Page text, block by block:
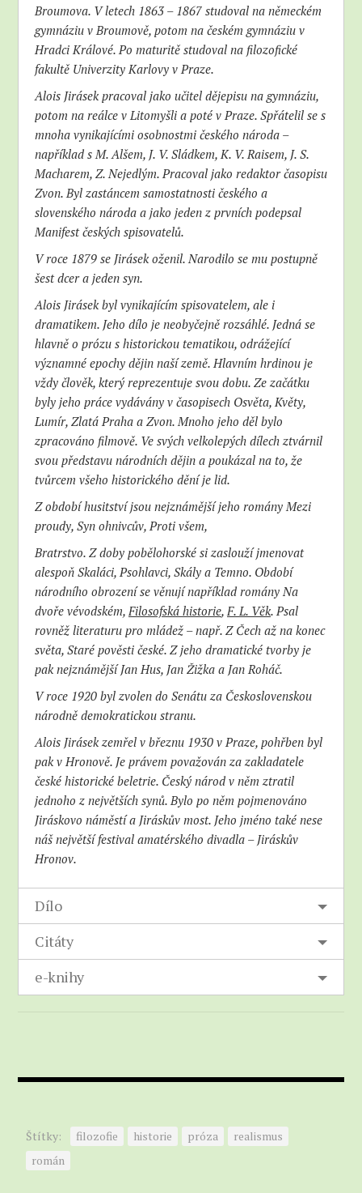
Broumova. V letech 1863 – 1867 studoval na německém
gymnáziu v Broumově, potom na českém gymnáziu v
Hradci Králové. Po maturitě studoval na filozofické
fakultě Univerzity Karlovy v Praze.
Alois Jirásek pracoval jako učitel dějepisu na gymnáziu,
potom na reálce v Litomyšli a poté v Praze. Spřátelil se s
mnoha vynikajícími osobnostmi českého národa –
například s M. Alšem, J. V. Sládkem, K. V. Raisem, J. S.
Macharem, Z. Nejedlým. Pracoval jako redaktor časopisu
Zvon. Byl zastáncem samostatnosti českého a
slovenského národa a jako jeden z prvních podepsal
Manifest českých spisovatelů.
V roce 1879 se Jirásek oženil. Narodilo se mu postupně
šest dcer a jeden syn.
Alois Jirásek byl vynikajícím spisovatelem, ale i
dramatikem. Jeho dílo je neobyčejně rozsáhlé. Jedná se
hlavně o prózu s historickou tematikou, odrážející
významné epochy dějin naší země. Hlavním hrdinou je
vždy člověk, který reprezentuje svou dobu. Ze začátku
byly jeho práce vydávány v časopisech Osvěta, Květy,
Lumír, Zlatá Praha a Zvon. Mnoho jeho děl bylo
zpracováno filmově. Ve svých velkolepých dílech ztvárnil
svou představu národních dějin a poukázal na to, že
tvůrcem všeho historického dění je lid.
Z období husitství jsou nejznámější jeho romány Mezi
proudy, Syn ohnivcův, Proti všem,
Bratrstvo. Z doby pobělohorské si zaslouží jmenovat
alespoň Skaláci, Psohlavci, Skály a Temno. Období
národního obrození se věnují například romány Na
dvoře vévodském,Filosofská historie,F. L. Věk. Psal
rovněž literaturu pro mládež – např. Z Čech až na konec
světa, Staré pověsti české. Z jeho dramatické tvorby je
pak nejznámější Jan Hus, Jan Žižka a Jan Roháč.
V roce 1920 byl zvolen do Senátu za Československou
národně demokratickou stranu.
Alois Jirásek zemřel v březnu 1930 v Praze, pohřben byl
pak v Hronově. Je právem považován za zakladatele
české historické beletrie. Český národ v něm ztratil
jednoho z největších synů. Bylo po něm pojmenováno
Jiráskovo náměstí a Jiráskův most. Jeho jméno také nese
náš největší festival amatérského divadla – Jiráskův
Hronov.
Dílo
Citáty
e-knihy
Štítky: filozofie historie próza
realismus
román